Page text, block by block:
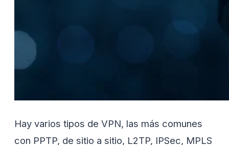
Hay varios tipos de VPN, las más comunes
con PPTP, de sitio a sitio, L2TP, IPSec, MPLS